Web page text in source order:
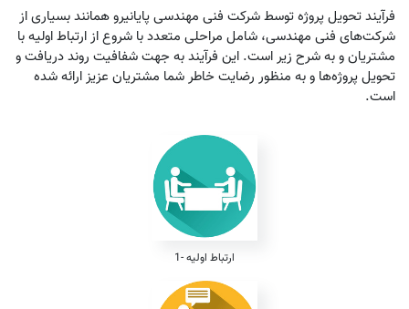
فرآیند تحویل پروژه توسط شرکت فنی مهندسی پایانیرو همانند بسیاری از
شرکت‌های فنی مهندسی، شامل مراحلی متعدد با شروع از ارتباط اولیه با
مشتریان و به شرح زیر است. این فرآیند به جهت شفافیت روند دریافت و
تحویل پروژه‌ها و به منظور رضایت خاطر شما مشتریان عزیز ارائه شده
است.
1- ارتباط اولیه